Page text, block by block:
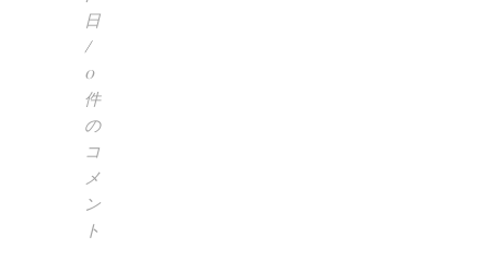
日
/
0
件
の
コ
メ
ン
ト